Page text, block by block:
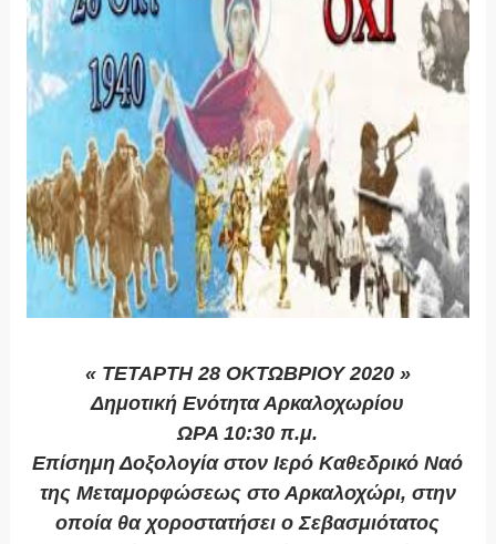
« ΤΕΤΑΡΤΗ 28 ΟΚΤΩΒΡΙΟΥ 2020 »
Δημοτική Ενότητα Αρκαλοχωρίου
ΩΡΑ 10:30 π.μ.
Επίσημη Δοξολογία στον Ιερό Καθεδρικό Ναό
της Μεταμορφώσεως στο Αρκαλοχώρι, στην
οποία θα χοροστατήσει ο Σεβασμιότατος